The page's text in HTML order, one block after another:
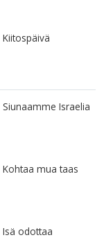
Kiitospäivä
Siunaamme Israelia
Kohtaa mua taas
Isä odottaa